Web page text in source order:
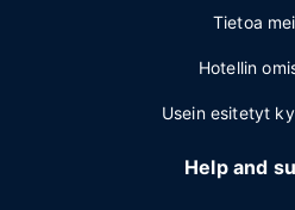
Tietoa
Hotellin
Usein esitetyt
Help and